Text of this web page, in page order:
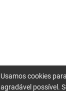
Usamos cookies
agradável possível.